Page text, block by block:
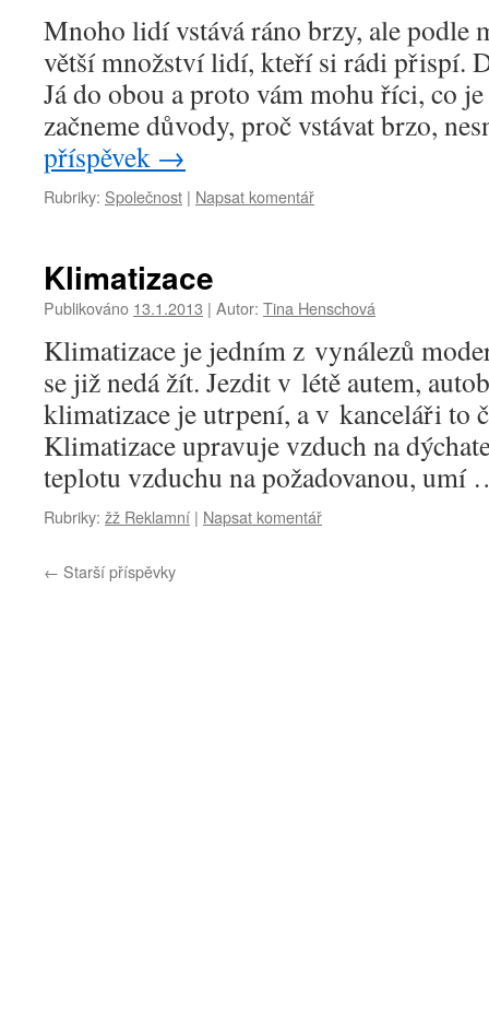
Mnoho lidí vstává ráno brzy, ale podle
větší množství lidí, kteří si rádi přispí.
Já do obou a proto vám mohu říci, co
začneme důvody, proč vstávat brzo,
příspěvek →
Rubriky: Společnost | Napsat komentář
Klimatizace
Publikováno 13.1.2013 | Autor: Tina Henschová
Klimatizace je jedním z vynálezů
se již nedá žít. Jezdit v létě autem,
klimatizace je utrpení, a v kanceláři to
Klimatizace upravuje vzduch na
teplotu vzduchu na požadovanou,
Rubriky: žž Reklamní | Napsat komentář
← Starší příspěvky